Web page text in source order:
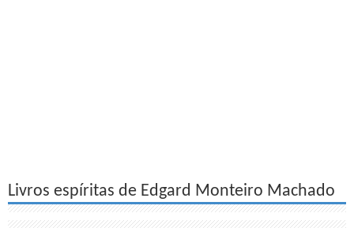
Livros espíritas de Edgard Monteiro Machado